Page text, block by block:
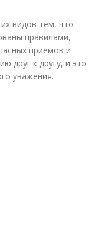
видов тем, что
правилами,
приемов и
друг к другу, и это
уважения.